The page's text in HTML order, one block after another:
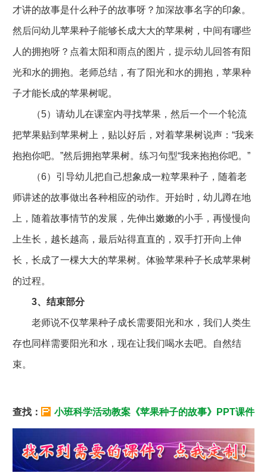
才讲的故事是什么种子的故事呀？加深故事名字的印象。
然后问幼儿苹果种子能够长成大大的苹果树，中间有哪些
人的拥抱呀？点着太阳和雨点的图片，提示幼儿回答有阳
光和水的拥抱。老师总结，有了阳光和水的拥抱，苹果种
子才能长成的苹果树呢。
（5）请幼儿在课室内寻找苹果，然后一个一个轮流
把苹果贴到苹果树上，贴以好后，对着苹果树说声：“我来
抱抱你吧。”然后拥抱苹果树。练习句型“我来抱抱你吧。”
（6）引导幼儿把自己想象成一粒苹果种子，随着老
师讲述的故事做出各种相应的动作。开始时，幼儿蹲在地
上，随着故事情节的发展，先伸出嫩嫩的小手，再慢慢向
上生长，越长越高，最后站得直直的，双手打开向上伸
长，长成了一棵大大的苹果树。体验苹果种子长成苹果树
的过程。
3、结束部分
老师说不仅苹果种子成长需要阳光和水，我们人类生
存也同样需要阳光和水，现在让我们喝水去吧。自然结
束。
查找： 小班科学活动教案《苹果种子的故事》PPT课件